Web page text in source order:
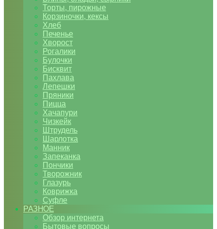
Торты, пирожные
Корзиночки, кексы
Хлеб
Печенье
Хворост
Рогалики
Булочки
Бисквит
Пахлава
Лепешки
Пряники
Пицца
Хачапури
Чизкейк
Штрудель
Шарлотка
Манник
Запеканка
Пончики
Творожник
Глазурь
Коврижка
Суфле
РАЗНОЕ
Обзор интернета
Бытовые вопросы